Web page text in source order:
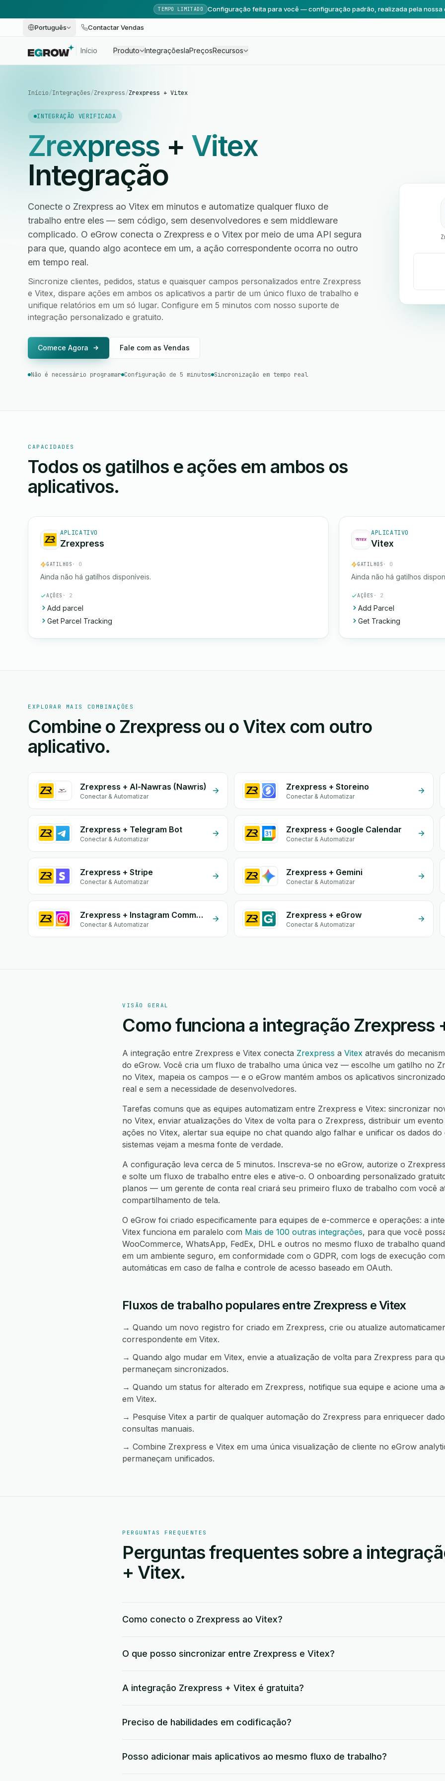
TEMPO LIMITADO Configuração feita para você — configuração padrão, realizada pela nossa
Português Contactar Vendas
Início Produto IntegraçõesIaPreçosRecursos
Início/Integrações/Zrexpress/Zrexpress + Vitex
INTEGRAÇÃO VERIFICADA
Zrexpress + Vitex
Integração
Conecte o Zrexpress ao Vitex em minutos e automatize qualquer fluxo de
trabalho entre eles — sem código, sem desenvolvedores e sem middleware
complicado. O eGrow conecta o Zrexpress e o Vitex por meio de uma API segura
para que, quando algo acontece em um, a ação correspondente ocorra no outro
em tempo real.
Sincronize clientes, pedidos, status e quaisquer campos personalizados entre Zrexpress
e Vitex, dispare ações em ambos os aplicativos a partir de um único fluxo de trabalho e
unifique relatórios em um só lugar. Configure em 5 minutos com nosso suporte de
integração personalizado e gratuito.
Comece Agora Fale com as Vendas
Não é necessário programar Configuração de 5 minutos Sincronização em tempo real
CAPACIDADES
Todos os gatilhos e ações em ambos os
aplicativos.
APLICATIVO
Zrexpress
GATILHOS · 0
Ainda não há gatilhos disponíveis.
AÇÕES · 2
Add parcel
Get Parcel Tracking
APLICATIVO
Vitex
GATILHOS · 0
Ainda não há gatilhos
AÇÕES · 2
Add Parcel
Get Tracking
EXPLORAR MAIS COMBINAÇÕES
Combine o Zrexpress ou o Vitex com outro
aplicativo.
Zrexpress + Al-Nawras (Nawris)
Conectar & Automatizar
Zrexpress + Storeino
Conectar & Automatizar
Zrexpress + Telegram Bot
Conectar & Automatizar
Zrexpress + Google Calendar
Conectar & Automatizar
Zrexpress + Stripe
Conectar & Automatizar
Zrexpress + Gemini
Conectar & Automatizar
Zrexpress + Instagram Comment
Conectar & Automatizar
Zrexpress + eGrow
Conectar & Automatizar
VISÃO GERAL
Como funciona a integração Zrexpress
A integração entre Zrexpress e Vitex conecta Zrexpress a Vitex através do
do eGrow. Você cria um fluxo de trabalho uma única vez — escolhe um gatilho no
no Vitex, mapeia os campos — e o eGrow mantém ambos os aplicativos
real e sem a necessidade de desenvolvedores.
Tarefas comuns que as equipes automatizam entre Zrexpress e Vitex: sincronizar
no Vitex, enviar atualizações do Vitex de volta para o Zrexpress, distribuir um
ações no Vitex, alertar sua equipe no chat quando algo falhar e unificar os dados
sistemas vejam a mesma fonte de verdade.
A configuração leva cerca de 5 minutos. Inscreva-se no eGrow, autorize o
e solte um fluxo de trabalho entre eles e ative-o. O onboarding personalizado
planos — um gerente de conta real criará seu primeiro fluxo de trabalho com você
compartilhamento de tela.
O eGrow foi criado especificamente para equipes de e-commerce e operações: a
Vitex funciona em paralelo com Mais de 100 outras integrações, para que você
WooCommerce, WhatsApp, FedEx, DHL e outros no mesmo fluxo de trabalho
em um ambiente seguro, em conformidade com o GDPR, com logs de execução
automáticas em caso de falha e controle de acesso baseado em OAuth.
Fluxos de trabalho populares entre Zrexpress e Vitex
→ Quando um novo registro for criado em Zrexpress, crie ou atualize
correspondente em Vitex.
→ Quando algo mudar em Vitex, envie a atualização de volta para Zrexpress para
permaneçam sincronizados.
→ Quando um status for alterado em Zrexpress, notifique sua equipe e acione uma
em Vitex.
→ Pesquise Vitex a partir de qualquer automação do Zrexpress para enriquecer
consultas manuais.
→ Combine Zrexpress e Vitex em uma única visualização de cliente no eGrow
permaneçam unificados.
PERGUNTAS FREQUENTES
Perguntas frequentes sobre a
+ Vitex.
Como conecto o Zrexpress ao Vitex?
O que posso sincronizar entre Zrexpress e Vitex?
A integração Zrexpress + Vitex é gratuita?
Preciso de habilidades em codificação?
Posso adicionar mais aplicativos ao mesmo fluxo de trabalho?